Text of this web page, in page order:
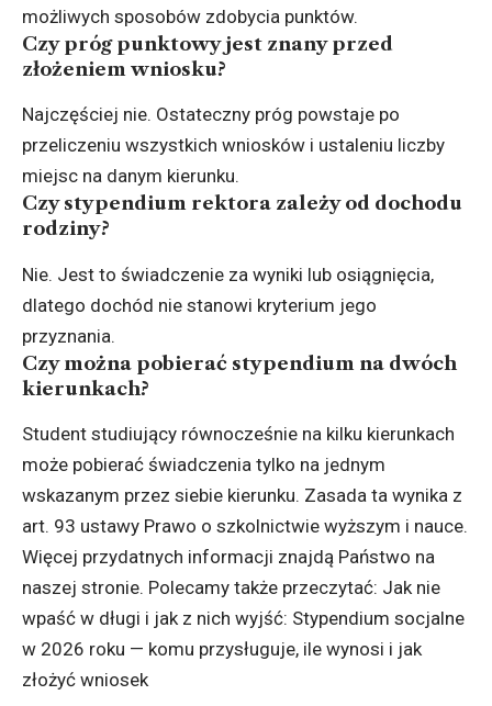
możliwych sposobów zdobycia punktów.
Czy próg punktowy jest znany przed
złożeniem wniosku?
Najczęściej nie. Ostateczny próg powstaje po
przeliczeniu wszystkich wniosków i ustaleniu liczby
miejsc na danym kierunku.
Czy stypendium rektora zależy od dochodu
rodziny?
Nie. Jest to świadczenie za wyniki lub osiągnięcia,
dlatego dochód nie stanowi kryterium jego
przyznania.
Czy można pobierać stypendium na dwóch
kierunkach?
Student studiujący równocześnie na kilku kierunkach
może pobierać świadczenia tylko na jednym
wskazanym przez siebie kierunku. Zasada ta wynika z
art. 93 ustawy Prawo o szkolnictwie wyższym i nauce.
Więcej przydatnych informacji znajdą Państwo na
naszej stronie. Polecamy także przeczytać: Jak nie
wpaść w długi i jak z nich wyjść: Stypendium socjalne
w 2026 roku — komu przysługuje, ile wynosi i jak
złożyć wniosek